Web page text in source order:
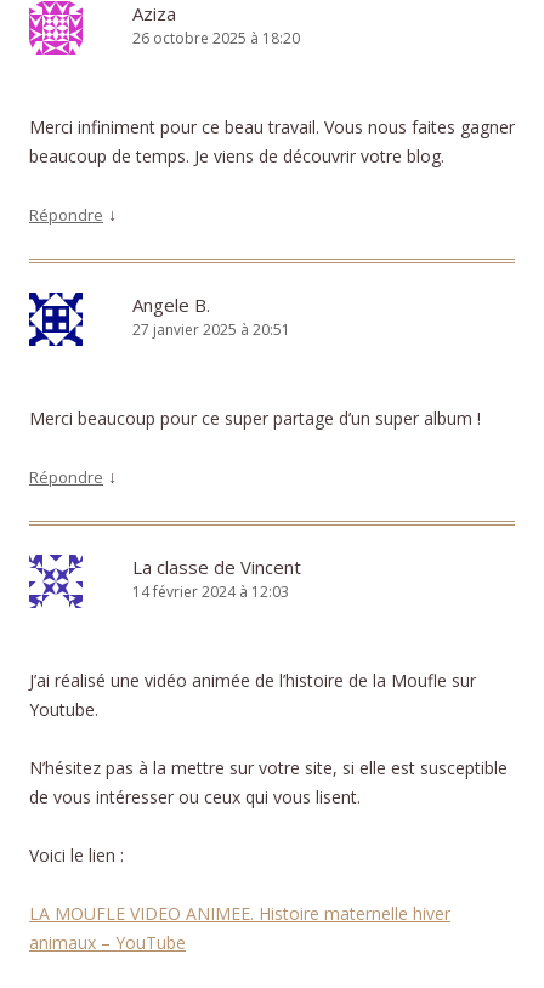
Aziza
26 octobre 2025 à 18:20
Merci infiniment pour ce beau travail. Vous nous faites gagner
beaucoup de temps. Je viens de découvrir votre blog.
Répondre ↓
Angele B.
27 janvier 2025 à 20:51
Merci beaucoup pour ce super partage d’un super album !
Répondre ↓
La classe de Vincent
14 février 2024 à 12:03
J’ai réalisé une vidéo animée de l’histoire de la Moufle sur
Youtube.
N’hésitez pas à la mettre sur votre site, si elle est susceptible
de vous intéresser ou ceux qui vous lisent.
Voici le lien :
LA MOUFLE VIDEO ANIMEE. Histoire maternelle hiver
animaux – YouTube